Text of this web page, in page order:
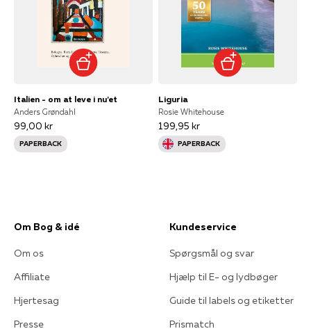
Italien - om at leve i nu'et
Anders Grøndahl
99,00 kr
PAPERBACK
Liguria
Rosie Whitehouse
199,95 kr
PAPERBACK
Om Bog & idé
Om os
Affiliate
Hjertesag
Presse
Kundeservice
Spørgsmål og svar
Hjælp til E- og lydbøger
Guide til labels og etiketter
Prismatch